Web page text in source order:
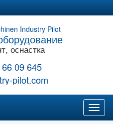
оснастка
09 645
pilot.com